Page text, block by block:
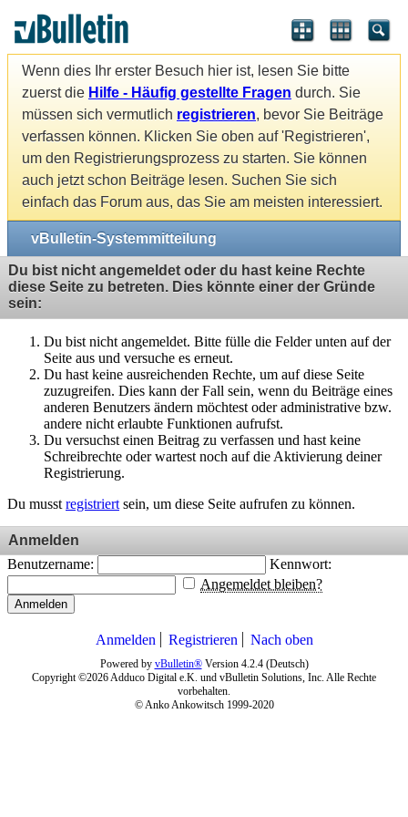
Wenn dies Ihr erster Besuch hier ist, lesen Sie bitte
zuerst die Hilfe - Häufig gestellte Fragen durch. Sie
müssen sich vermutlich registrieren, bevor Sie Beiträge
verfassen können. Klicken Sie oben auf 'Registrieren',
um den Registrierungsprozess zu starten. Sie können
auch jetzt schon Beiträge lesen. Suchen Sie sich
einfach das Forum aus, das Sie am meisten interessiert.
vBulletin-Systemmitteilung
Du bist nicht angemeldet oder du hast keine Rechte
diese Seite zu betreten. Dies könnte einer der Gründe
sein:
Du bist nicht angemeldet. Bitte fülle die Felder unten auf der
Seite aus und versuche es erneut.
Du hast keine ausreichenden Rechte, um auf diese Seite
zuzugreifen. Dies kann der Fall sein, wenn du Beiträge eines
anderen Benutzers ändern möchtest oder administrative bzw.
andere nicht erlaubte Funktionen aufrufst.
Du versuchst einen Beitrag zu verfassen und hast keine
Schreibrechte oder wartest noch auf die Aktivierung deiner
Registrierung.
Du musst registriert sein, um diese Seite aufrufen zu können.
Anmelden
Benutzername:
Kennwort:
Angemeldet bleiben?
Anmelden
Anmelden Registrieren Nach oben
Powered by vBulletin®Version 4.2.4 (Deutsch)
Copyright ©2026 Adduco Digital e.K. und vBulletin Solutions, Inc. Alle Rechte
vorbehalten.
© Anko Ankowitsch 1999-2020